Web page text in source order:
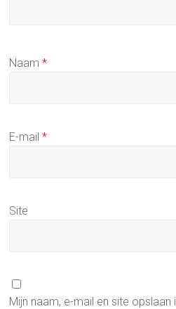
Naam*
E-mail*
Site
Mijn naam, e-mail en site